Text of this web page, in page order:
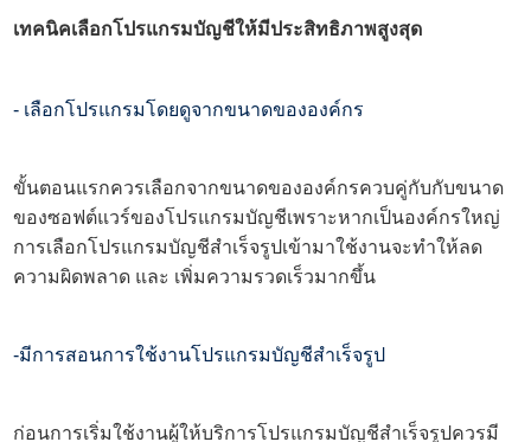
เทคนิคเลือกโปรแกรมบัญชีให้มีประสิทธิภาพสูงสุด
- เลือกโปรแกรมโดยดูจากขนาดขององค์กร
ขั้นตอนแรกควรเลือกจากขนาดขององค์กรควบคู่กับกับขนาด
ของซอฟต์แวร์ของโปรแกรมบัญชีเพราะหากเป็นองค์กรใหญ่
การเลือกโปรแกรมบัญชีสำเร็จรูปเข้ามาใช้งานจะทำให้ลด
ความผิดพลาด และ เพิ่มความรวดเร็วมากขึ้น
-มีการสอนการใช้งานโปรแกรมบัญชีสำเร็จรูป
ก่อนการเริ่มใช้งานผู้ให้บริการโปรแกรมบัญชีสำเร็จรูปควรมี